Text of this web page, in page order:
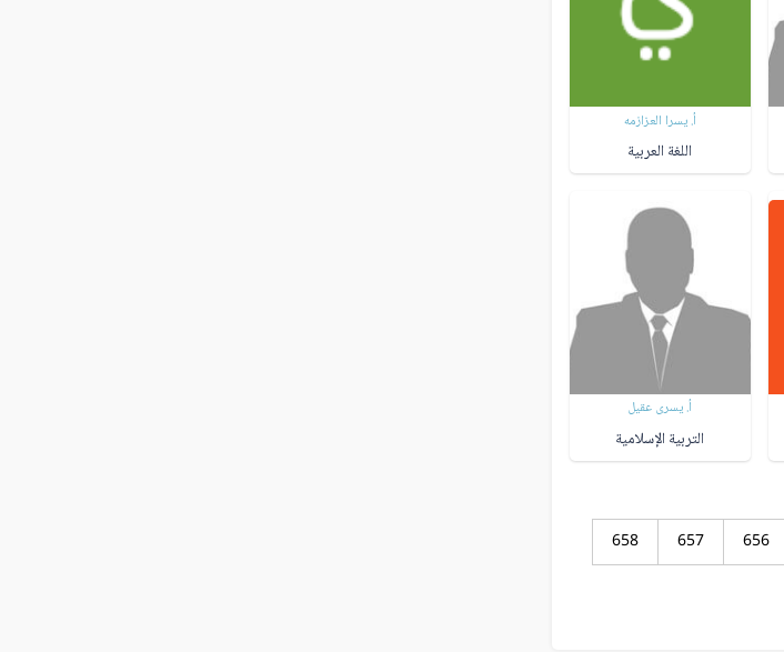
أ. يسرا العزازمه
اللغة العربية
أ. يسرى عقيل
التربية الإسلامية
656
657
658